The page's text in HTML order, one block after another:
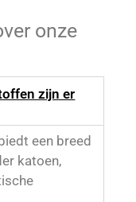
onze
zijn er
een breed
katoen,